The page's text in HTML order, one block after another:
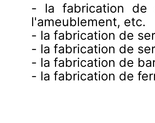
- la fabrication de
l'ameublement, etc.
- la fabrication de
- la fabrication de
- la fabrication de
- la fabrication de